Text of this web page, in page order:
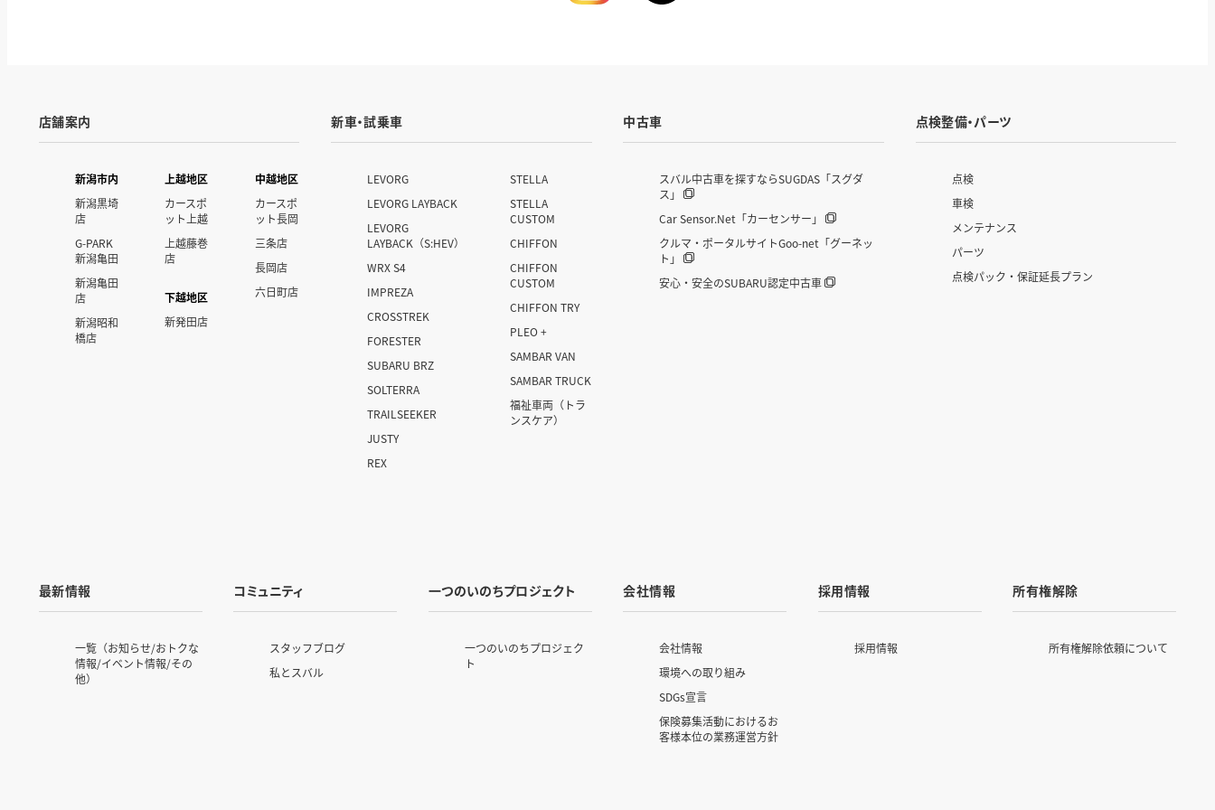
店舗案内
新潟市内
新潟黒埼
店
G-PARK
新潟亀田
新潟亀田
店
新潟昭和
橋店
上越地区
カースポ
ット上越
上越藤巻
店
下越地区
新発田店
中越地区
カースポ
ット長岡
三条店
長岡店
六日町店
新車・試乗車
LEVORG
LEVORG LAYBACK
LEVORG
LAYBACK（S:HEV）
WRX S4
IMPREZA
CROSSTREK
FORESTER
SUBARU BRZ
SOLTERRA
TRAILSEEKER
JUSTY
REX
STELLA
STELLA
CUSTOM
CHIFFON
CHIFFON
CUSTOM
CHIFFON TRY
PLEO +
SAMBAR VAN
SAMBAR TRUCK
福祉車両 （トラ
ンスケア）
中古車
スバル中古車を探すならSUGDAS「スグダ
ス」
Car Sensor.Net「カーセンサー」
クルマ・ポータルサイトGoo-net「グーネッ
ト」
安心・安全のSUBARU認定中古車
点検整備・パーツ
点検
車検
メンテナンス
パーツ
点検パック・保証延長プラン
最新情報
一覧（お知らせ/おトクな
情報/イベント情報/その
他）
コミュニティ
スタッフブログ
私とスバル
一つのいのちプロジェクト
一つのいのちプロジェク
ト
会社情報
会社情報
環境への取り組み
SDGs宣言
保険募集活動におけるお
客様本位の業務運営方針
採用情報
採用情報
所有権解除
所有権解除依頼について